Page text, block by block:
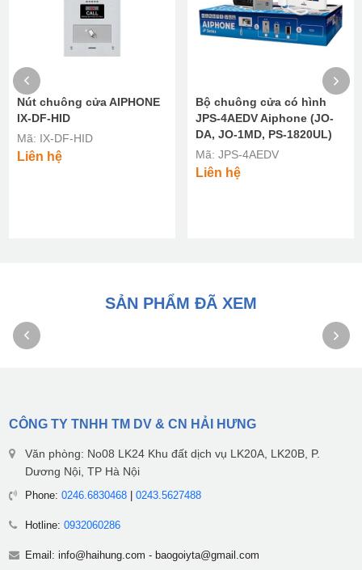
cửa AIPHONE
HID
Bộ chuông cửa có hình
JPS-4AEDV Aiphone (JO-
DA, JO-1MD, PS-1820UL)
Mã: JPS-4AEDV
Bộ
Aiphone
Mã:
SẢN PHẨM ĐÃ XEM
CÔNG TY TNHH TM DV & CN HẢI HƯNG
Văn phòng: No08 LK24 Khu đất dịch vụ LK20A, LK20B, P.
Dương Nội, TP Hà Nội
Phone: 0246.6830468| 0243.5627488
Hotline: 0932060286
Email: info@haihung.com - baogoiyta@gmail.com